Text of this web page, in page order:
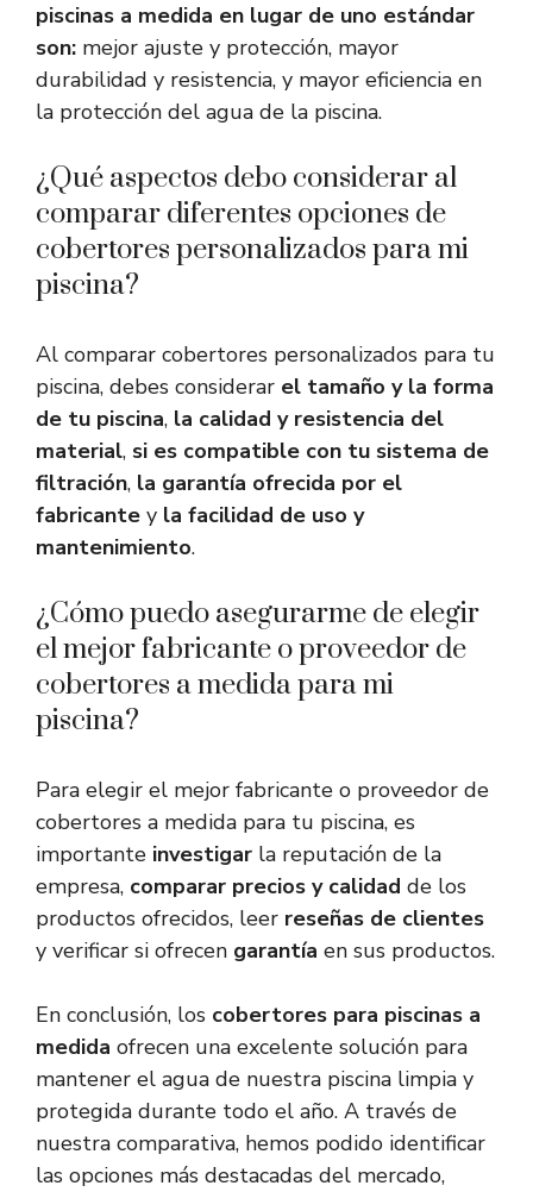
piscinas a medida en lugar de uno estándar
son: mejor ajuste y protección, mayor
durabilidad y resistencia, y mayor eficiencia en
la protección del agua de la piscina.
¿Qué aspectos debo considerar al
comparar diferentes opciones de
cobertores personalizados para mi
piscina?
Al comparar cobertores personalizados para tu
piscina, debes considerar el tamaño y la forma
de tu piscina, la calidad y resistencia del
material, si es compatible con tu sistema de
filtración, la garantía ofrecida por el
fabricante y la facilidad de uso y
mantenimiento.
¿Cómo puedo asegurarme de elegir
el mejor fabricante o proveedor de
cobertores a medida para mi
piscina?
Para elegir el mejor fabricante o proveedor de
cobertores a medida para tu piscina, es
importante investigar la reputación de la
empresa, comparar precios y calidad de los
productos ofrecidos, leer reseñas de clientes
y verificar si ofrecen garantía en sus productos.
En conclusión, los cobertores para piscinas a
medida ofrecen una excelente solución para
mantener el agua de nuestra piscina limpia y
protegida durante todo el año. A través de
nuestra comparativa, hemos podido identificar
las opciones más destacadas del mercado,